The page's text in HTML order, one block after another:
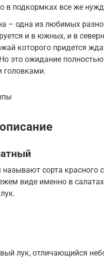
в подкормках все же
– одна из любимых
и в южных, и в
которого придется
это ожидание
головками.
сорта красного
виде именно в
лук, отличающийся